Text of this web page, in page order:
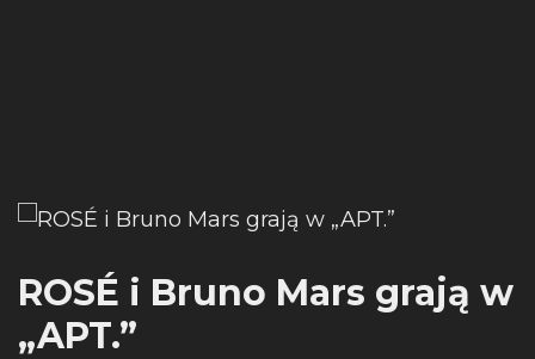
ROSÉ i Bruno Mars grają w
„APT.”